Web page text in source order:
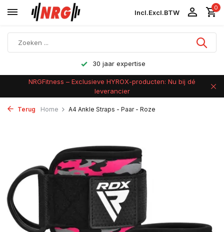
Incl.Excl.BTW
0
Achteraf betalen
NRGFitness – Exclusieve HYROX-producten: Nu bij dé
leverancier
Terug Home A4 Ankle Straps - Paar - Roze